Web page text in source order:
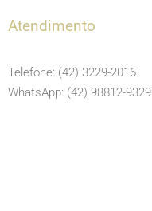
Atendimento
Telefone: (42) 3229-2016
WhatsApp: (42) 98812-9329